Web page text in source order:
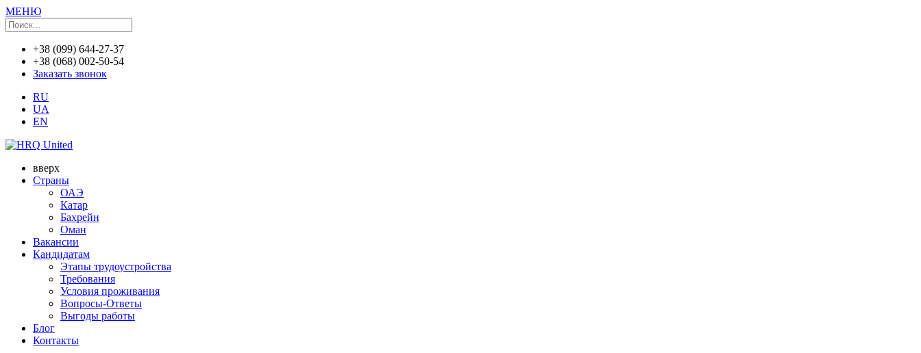
МЕНЮ
+38 (099) 644-27-37
+38 (068) 002-50-54
Заказать звонок
RU
UA
EN
вверх
Страны
ОАЭ
Катар
Бахрейн
Оман
Вакансии
Кандидатам
Этапы трудоустройства
Требования
Условия проживания
Вопросы-Ответы
Выгоды работы
Блог
Контакты